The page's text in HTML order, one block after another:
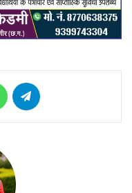
WhatsApp